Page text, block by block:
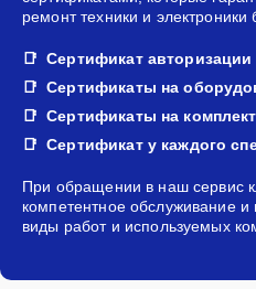
ремонт техники и
Сертификат авторизации
Сертификаты на
Сертификаты на
Сертификат у каждого
При обращении в наш сервис
компетентное обслуживание
виды работ и используемых